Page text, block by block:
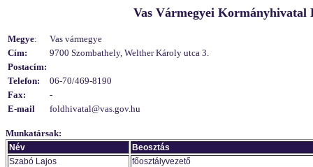
Vas Vármegyei
Megye:
Vas vármegye
Cím:
9700 Szombathely, Welther Károly utca 3.
Postacím:
Telefon:
06-70/469-8190
Fax:
-
E-mail
foldhivatal@vas.gov.hu
Munkatársak:
Név
Beosztás
Szabó Lajos
főosztályvezető